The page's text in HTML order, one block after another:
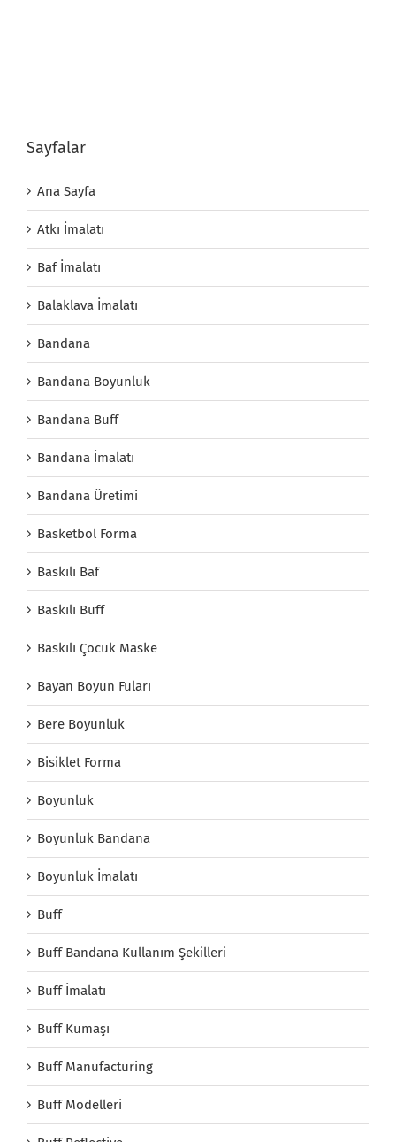
Sayfalar
Ana Sayfa
Atkı İmalatı
Baf İmalatı
Balaklava İmalatı
Bandana
Bandana Boyunluk
Bandana Buff
Bandana İmalatı
Bandana Üretimi
Basketbol Forma
Baskılı Baf
Baskılı Buff
Baskılı Çocuk Maske
Bayan Boyun Fuları
Bere Boyunluk
Bisiklet Forma
Boyunluk
Boyunluk Bandana
Boyunluk İmalatı
Buff
Buff Bandana Kullanım Şekilleri
Buff İmalatı
Buff Kumaşı
Buff Manufacturing
Buff Modelleri